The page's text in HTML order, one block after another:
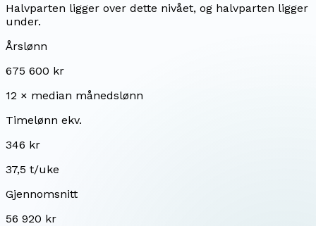
Halvparten ligger over dette nivået, og halvparten ligger
under.
Årslønn
675 600 kr
12 × median månedslønn
Timelønn ekv.
346 kr
37,5 t/uke
Gjennomsnitt
56 920 kr